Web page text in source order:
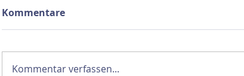
Kommentare
Kommentar verfassen...